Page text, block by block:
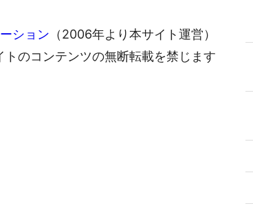
ション （2006年より本サイト運営）
トのコンテンツの無断転載を禁じます